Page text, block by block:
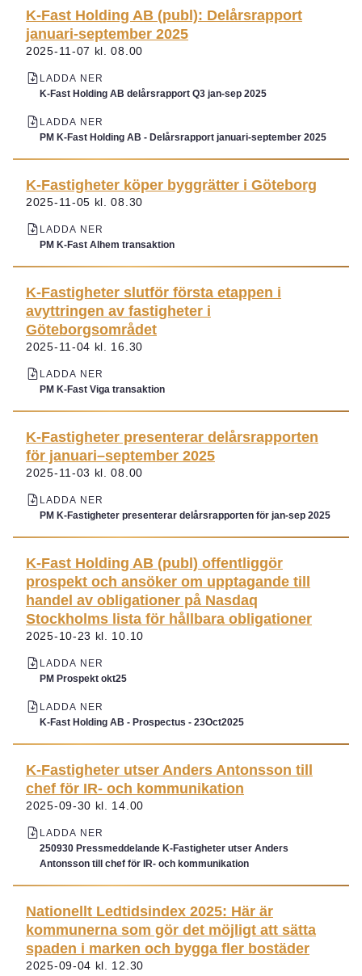
K-Fast Holding AB (publ): Delårsrapport
januari-september 2025
2025-11-07 kl. 08.00
LADDA NER
K-Fast Holding AB delårsrapport Q3 jan-sep 2025
LADDA NER
PM K-Fast Holding AB - Delårsrapport januari-september 2025
K-Fastigheter köper byggrätter i Göteborg
2025-11-05 kl. 08.30
LADDA NER
PM K-Fast Alhem transaktion
K-Fastigheter slutför första etappen i
avyttringen av fastigheter i
Göteborgsområdet
2025-11-04 kl. 16.30
LADDA NER
PM K-Fast Viga transaktion
K-Fastigheter presenterar delårsrapporten
för januari–september 2025
2025-11-03 kl. 08.00
LADDA NER
PM K-Fastigheter presenterar delårsrapporten för jan-sep 2025
K-Fast Holding AB (publ) offentliggör
prospekt och ansöker om upptagande till
handel av obligationer på Nasdaq
Stockholms lista för hållbara obligationer
2025-10-23 kl. 10.10
LADDA NER
PM Prospekt okt25
LADDA NER
K-Fast Holding AB - Prospectus - 23Oct2025
K-Fastigheter utser Anders Antonsson till
chef för IR- och kommunikation
2025-09-30 kl. 14.00
LADDA NER
250930 Pressmeddelande K-Fastigheter utser Anders
Antonsson till chef för IR- och kommunikation
Nationellt Ledtidsindex 2025: Här är
kommunerna som gör det möjligt att sätta
spaden i marken och bygga fler bostäder
2025-09-04 kl. 12.30